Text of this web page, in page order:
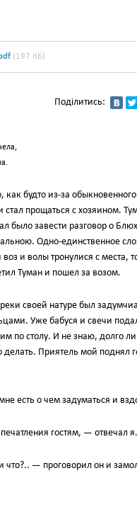
(197 КБ)
Поділитись:
как будто из-за
прощаться с хозяином.
было завести разговор о
Одно-единственное
и волы тронулися с места,
Туман и пошел за возом.
своей натуре был
Уже бабуся и свечи
по столу. И не знаю, долго
делать. Приятель мой
есть о чем задуматься и
гостям, — отвечал я.
— проговорил он и